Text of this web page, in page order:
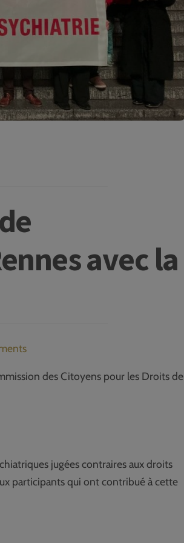
avec la
des Citoyens pour les Droits de
jugées contraires aux droits
participants qui ont contribué à cette